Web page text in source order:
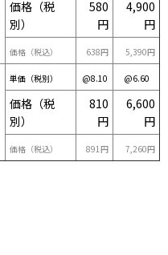
価格（税
別）
580
円
4,900
円
価格（税込） 638円 5,390円
単価（税別） @8.10 @6.60
価格（税
別）
810
円
6,600
円
価格（税込） 891円 7,260円